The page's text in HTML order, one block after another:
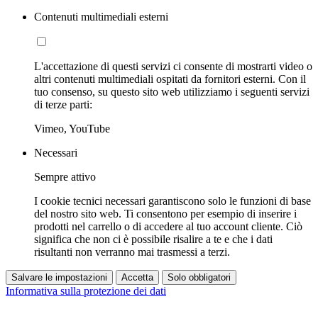
Contenuti multimediali esterni
L'accettazione di questi servizi ci consente di mostrarti video o
altri contenuti multimediali ospitati da fornitori esterni. Con il
tuo consenso, su questo sito web utilizziamo i seguenti servizi
di terze parti:
Vimeo, YouTube
Necessari
Sempre attivo
I cookie tecnici necessari garantiscono solo le funzioni di base
del nostro sito web. Ti consentono per esempio di inserire i
prodotti nel carrello o di accedere al tuo account cliente. Ciò
significa che non ci è possibile risalire a te e che i dati
risultanti non verranno mai trasmessi a terzi.
Salvare le impostazioni Accetta Solo obbligatori
Informativa sulla protezione dei dati